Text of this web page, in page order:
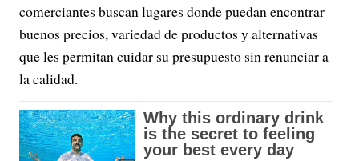
comerciantes buscan lugares donde puedan encontrar
buenos precios, variedad de productos y alternativas
que les permitan cuidar su presupuesto sin renunciar a
la calidad.